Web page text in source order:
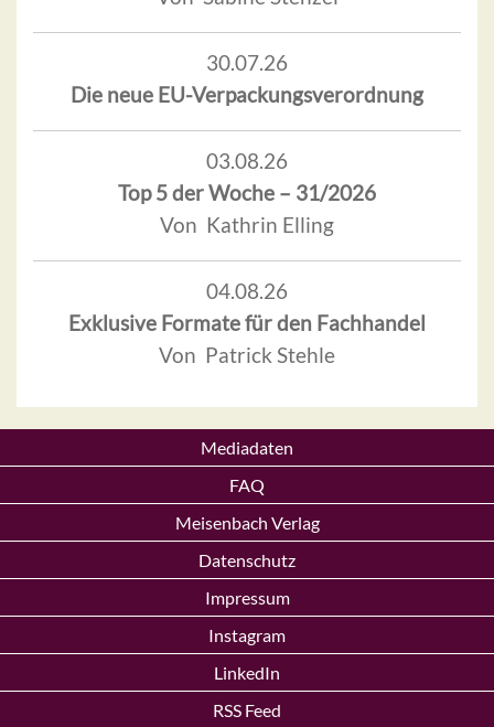
30.07.26
Die neue EU-Verpackungsverordnung
03.08.26
Top 5 der Woche – 31/2026
Von Kathrin Elling
04.08.26
Exklusive Formate für den Fachhandel
Von Patrick Stehle
Mediadaten
FAQ
Meisenbach Verlag
Datenschutz
Impressum
Instagram
LinkedIn
RSS Feed